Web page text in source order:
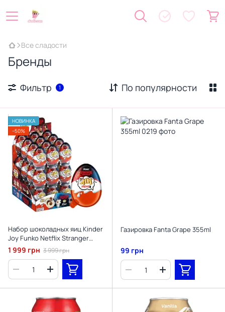
Все сладости
Бренды
Фильтр 1 По популярности
НОВИНКА
−50%
Набор шоколадных яиц Kinder
Joy Funko Netflix Stranger
Things 24шт х 20г (BB
07/2026)
1 999 грн 3 999 грн
Газировка Fanta Grape 355ml
99 грн